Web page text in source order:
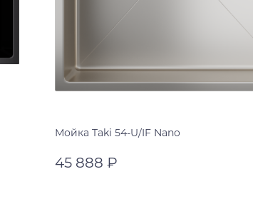
Мойка Taki 54-U/IF Nano
45 888 ₽